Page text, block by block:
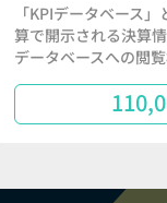
「KPIデータベース
算で開示される決算
データベースへの閲